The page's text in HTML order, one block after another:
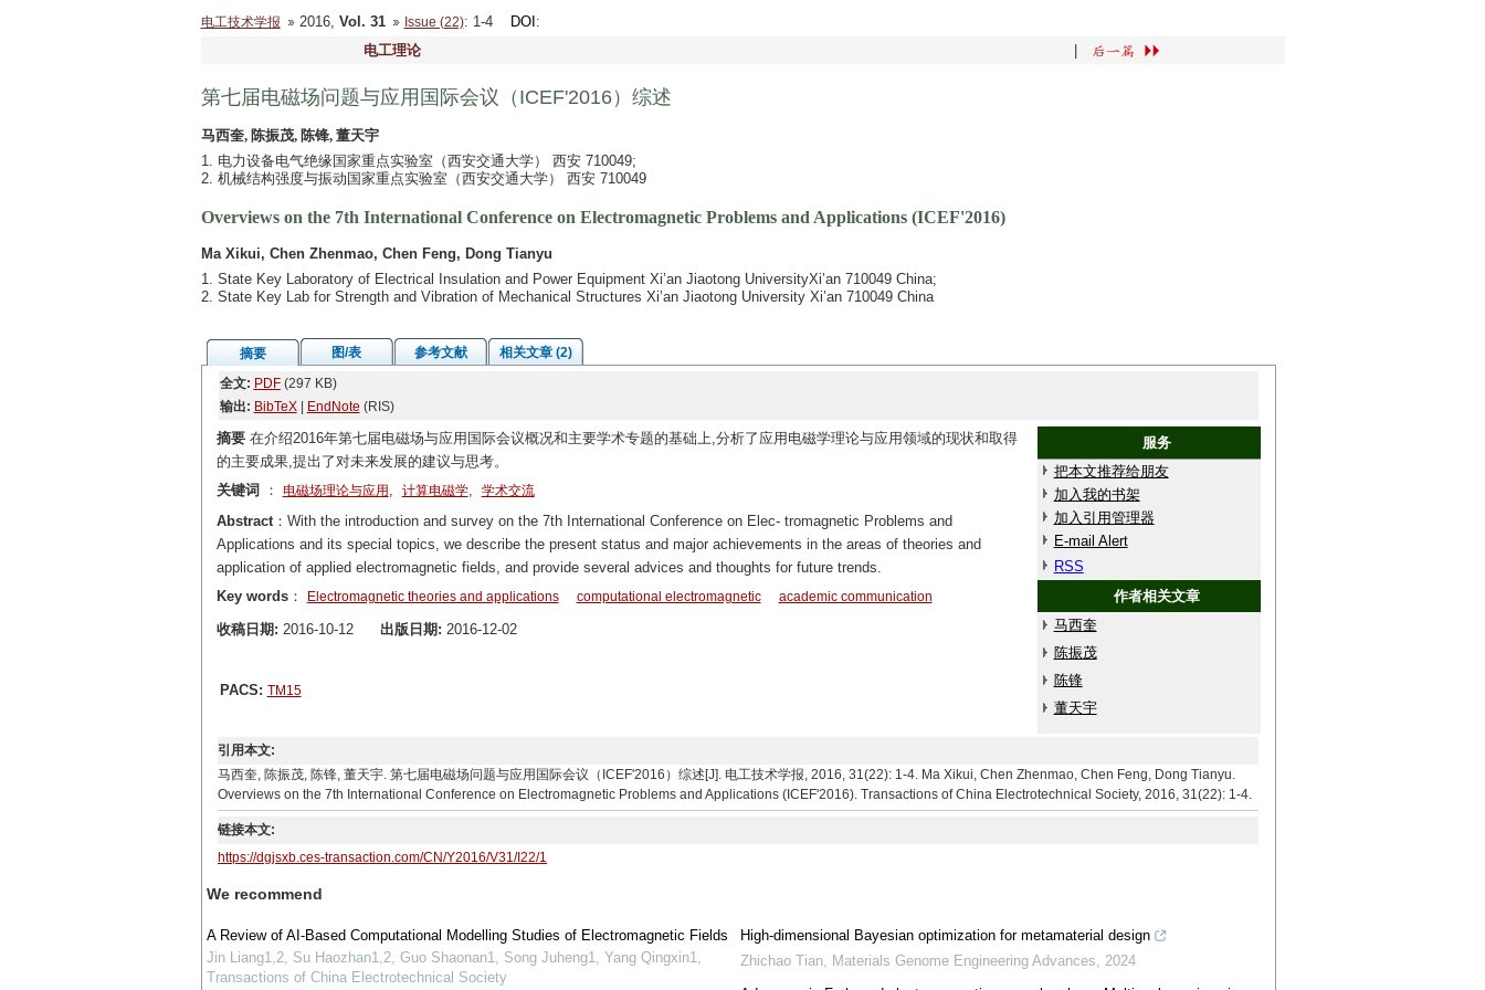
电工技术学报 2016, Vol. 31 Issue (22): 1-4 DOI :
电工理论
第七届电磁场问题与应用国际会议（ICEF'2016）综述
马西奎, 陈振茂, 陈锋, 董天宇
1. 电力设备电气绝缘国家重点实验室（西安交通大学） 西安 710049;
2. 机械结构强度与振动国家重点实验室（西安交通大学） 西安 710049
Overviews on the 7th International Conference on Electromagnetic Problems and Applications (ICEF'2016)
Ma Xikui, Chen Zhenmao, Chen Feng, Dong Tianyu
1. State Key Laboratory of Electrical Insulation and Power Equipment Xi’an Jiaotong UniversityXi’an 710049 China;
2. State Key Lab for Strength and Vibration of Mechanical Structures Xi’an Jiaotong University Xi’an 710049 China
摘要 图/表 参考文献
相关文章 (2)
全文: PDF(297 KB)
输出: BibTeX| EndNote (RIS)
摘要在介绍2016年第七届电磁场与应用国际会议概况和主要学术专题的基础上,分析了应用电磁学理论与应用领域的现状和取得
的主要成果,提出了对未来发展的建议与思考。
服务
把本文推荐给朋友
加入我的书架
加入引用管理器
E-mail Alert
RSS
作者相关文章
马西奎
陈振茂
陈锋
董天宇
关键词 ： 电磁场理论与应用 , 计算电磁学, 学术交流
Abstract：With the introduction and survey on the 7th International Conference on Elec- tromagnetic Problems and
Applications and its special topics, we describe the present status and major achievements in the areas of theories and
application of applied electromagnetic fields, and provide several advices and thoughts for future trends.
Key words： Electromagnetic theories and applications computational electromagnetic academic communication
收稿日期: 2016-10-12 出版日期: 2016-12-02
PACS: TM15
引用本文:
马西奎, 陈振茂, 陈锋, 董天宇. 第七届电磁场问题与应用国际会议（ICEF'2016）综述[J]. 电工技术学报, 2016, 31(22): 1-4. Ma Xikui, Chen Zhenmao, Chen Feng, Dong Tianyu.
Overviews on the 7th International Conference on Electromagnetic Problems and Applications (ICEF'2016). Transactions of China Electrotechnical Society, 2016, 31(22): 1-4.
链接本文:
https://dgjsxb.ces-transaction.com/CN/Y2016/V31/I22/1
We recommend
A Review of AI-Based Computational Modelling Studies of Electromagnetic Fields
Jin Liang1,2, Su Haozhan1,2, Guo Shaonan1, Song Juheng1, Yang Qingxin1,
Transactions of China Electrotechnical Society
High-dimensional Bayesian optimization for metamaterial design
Zhichao Tian, Materials Genome Engineering Advances,2024